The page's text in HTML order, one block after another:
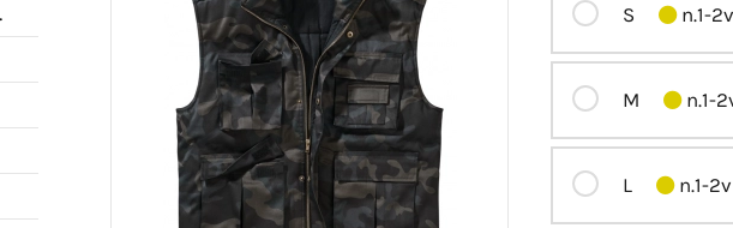
S n.1-
M n.1-
L n.1-